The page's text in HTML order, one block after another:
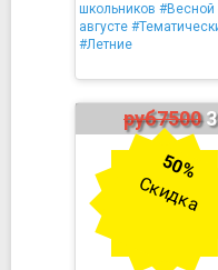
школьников #Весной
августе
#Летние
руб7500
50%
Скидка